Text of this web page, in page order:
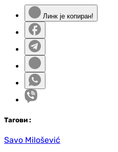
Линк је копиран!
Тагови :
Savo Milošević